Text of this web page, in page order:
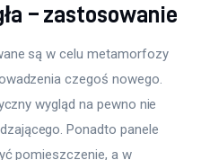
– zastosowanie
są w celu metamorfozy
czegoś nowego.
wygląd na pewno nie
Ponadto panele
pomieszczenie, a w